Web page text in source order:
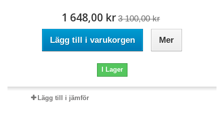
1 648,00 kr 3 100,00 kr
Lägg till i varukorgen Mer
I Lager
Lägg till i jämför